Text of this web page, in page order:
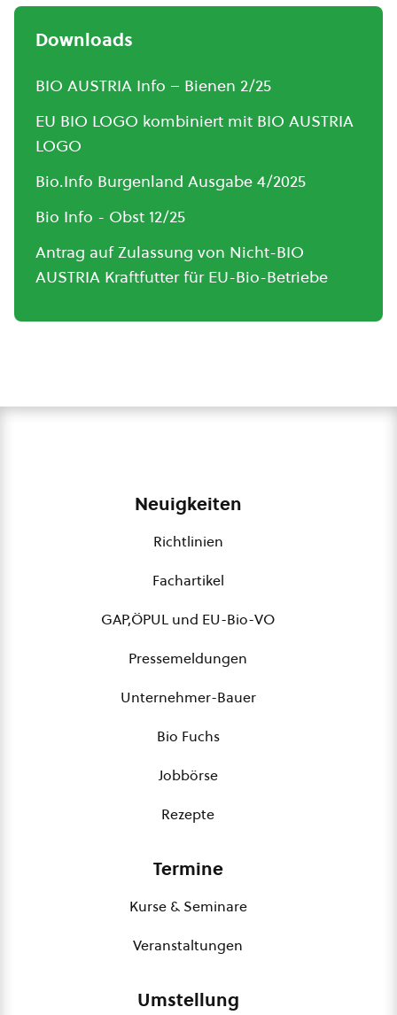
Downloads
BIO AUSTRIA Info – Bienen 2/25
EU BIO LOGO kombiniert mit BIO AUSTRIA
LOGO
Bio.Info Burgenland Ausgabe 4/2025
Bio Info - Obst 12/25
Antrag auf Zulassung von Nicht-BIO
AUSTRIA Kraftfutter für EU-Bio-Betriebe
Neuigkeiten
Richtlinien
Fachartikel
GAP,ÖPUL und EU-Bio-VO
Pressemeldungen
Unternehmer-Bauer
Bio Fuchs
Jobbörse
Rezepte
Termine
Kurse & Seminare
Veranstaltungen
Umstellung